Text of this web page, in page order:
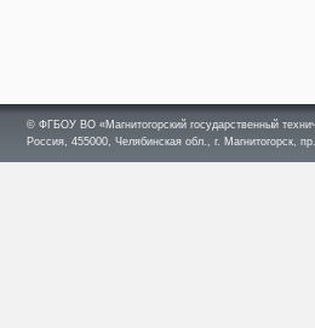
© ФГБОУ ВО «Магнитогорский государственный
Россия, 455000, Челябинская обл., г. Магнитогорск,